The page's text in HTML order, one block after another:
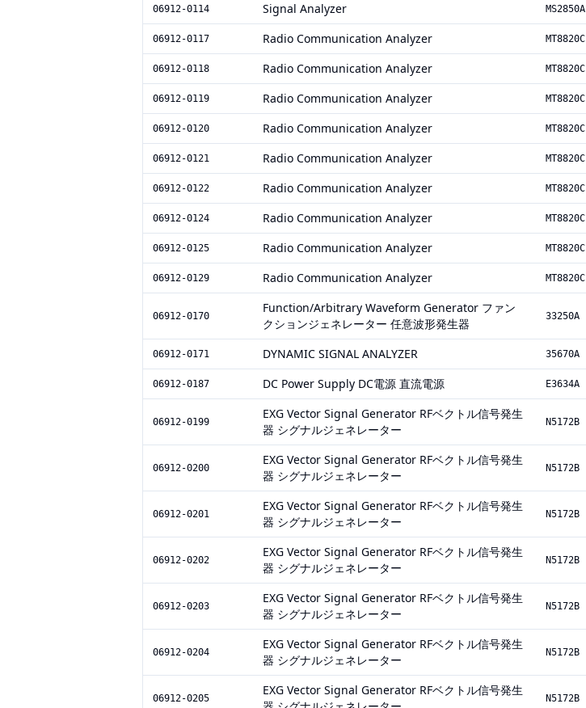
06912-0114 Signal Analyzer MS2850A
06912-0117 Radio Communication Analyzer MT8820C
06912-0118 Radio Communication Analyzer MT8820C
06912-0119 Radio Communication Analyzer MT8820C
06912-0120 Radio Communication Analyzer MT8820C
06912-0121 Radio Communication Analyzer MT8820C
06912-0122 Radio Communication Analyzer MT8820C
06912-0124 Radio Communication Analyzer MT8820C
06912-0125 Radio Communication Analyzer MT8820C
06912-0129 Radio Communication Analyzer MT8820C
06912-0170
Function/Arbitrary Waveform Generator ファン
クションジェネレーター 任意波形発生器
33250A
06912-0171 DYNAMIC SIGNAL ANALYZER 35670A
06912-0187 DC Power Supply DC電源 直流電源 E3634A
06912-0199
EXG Vector Signal Generator RFベクトル信号発生
器 シグナルジェネレーター
N5172B
06912-0200
EXG Vector Signal Generator RFベクトル信号発生
器 シグナルジェネレーター
N5172B
06912-0201
EXG Vector Signal Generator RFベクトル信号発生
器 シグナルジェネレーター
N5172B
06912-0202
EXG Vector Signal Generator RFベクトル信号発生
器 シグナルジェネレーター
N5172B
06912-0203
EXG Vector Signal Generator RFベクトル信号発生
器 シグナルジェネレーター
N5172B
06912-0204
EXG Vector Signal Generator RFベクトル信号発生
器 シグナルジェネレーター
N5172B
06912-0205
EXG Vector Signal Generator RFベクトル信号発生
N5172B